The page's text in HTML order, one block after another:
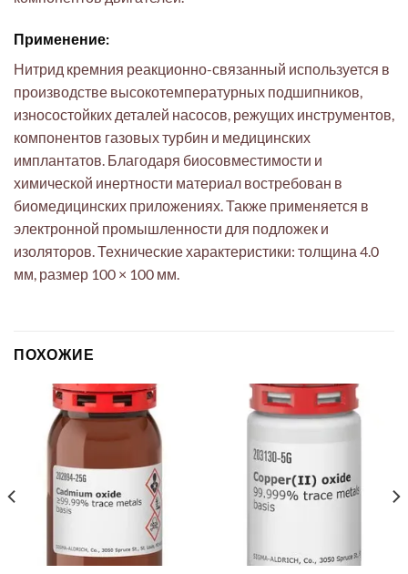
Применение:
Нитрид кремния реакционно-связанный используется в
производстве высокотемпературных подшипников,
износостойких деталей насосов, режущих инструментов,
компонентов газовых турбин и медицинских
имплантатов. Благодаря биосовместимости и
химической инертности материал востребован в
биомедицинских приложениях. Также применяется в
электронной промышленности для подложек и
изоляторов. Технические характеристики: толщина 4.0
мм, размер 100 × 100 мм.
ПОХОЖИЕ